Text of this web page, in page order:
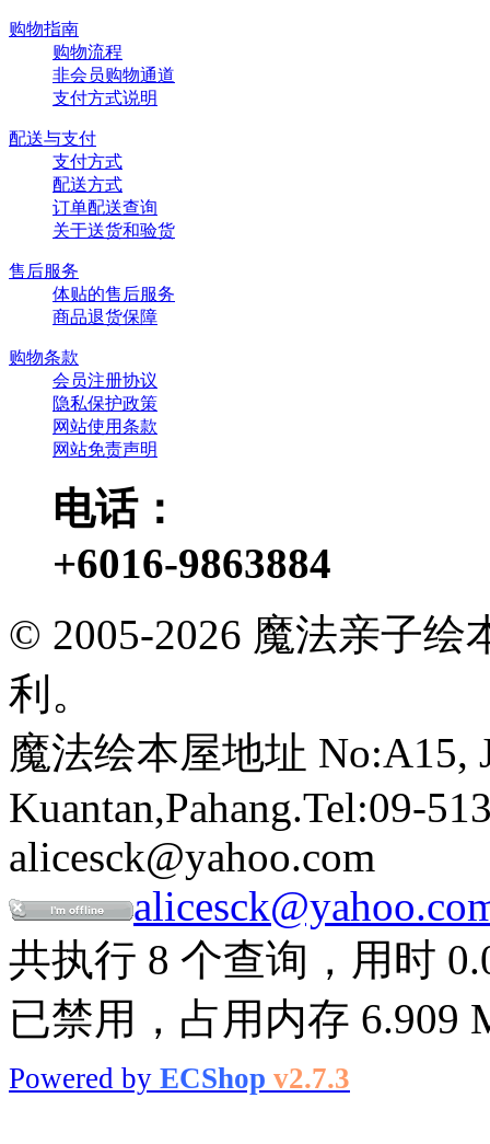
购物指南
购物流程
非会员购物通道
支付方式说明
配送与支付
支付方式
配送方式
订单配送查询
关于送货和验货
售后服务
体贴的售后服务
商品退货保障
购物条款
会员注册协议
隐私保护政策
网站使用条款
网站免责声明
电话：
+6016-9863884
© 2005-2026 魔法亲子
利。
魔法绘本屋地址 No:A15,
Kuantan,Pahang.Tel:09-
alicesck@yahoo.com
共执行 8 个查询，用时
已禁用，占用内存 6.909
Powered by ECShop v2.7.3